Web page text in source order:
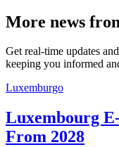
More news
Get real-time updates
keeping you informed
Luxemburgo
Luxembourg
From 2028